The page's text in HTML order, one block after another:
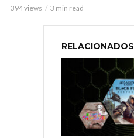
394 views 3 min read
RELACIONADOS